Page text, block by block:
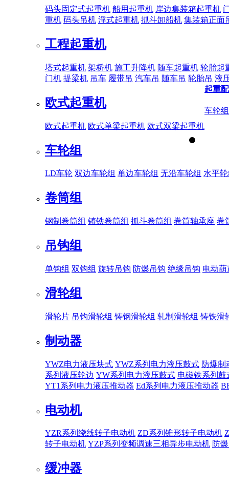
码头固定式起重机 船用起重机 岸边集装箱起重机
重机 码头吊机 浮式起重机 抓斗卸船机 集装箱正面
工程起重机
塔式起重机 架桥机 施工升降机 随车起重机 轮胎起
门机 提梁机 吊车 履带吊 汽车吊 随车吊 轮胎吊 液
欧式起重机
欧式起重机 欧式单梁起重机 欧式双梁起重机
起重
车轮组
车轮组
LD车轮 双边车轮组 单边车轮组 无沿车轮组 水平
卷筒组
钢制卷筒组 铸铁卷筒组 抓斗卷筒组 卷筒轴承座 卷
吊钩组
单钩组 双钩组 旋转吊钩 防爆吊钩 绝缘吊钩 电动
滑轮组
滑轮片 吊钩滑轮组 铸钢滑轮组 轧制滑轮组 铸铁滑
制动器
YWZ电力液压块式 YWZ系列电力液压鼓式 防爆制
系列液压轮边 YW系列电力液压鼓式 电磁铁系列鼓
YT1系列电力液压推动器 Ed系列电力液压推动器
电动机
YZR系列绕线转子电动机 ZD系列锥形转子电动机
转子电动机 YZP系列变频调速三相异步电动机 防
缓冲器